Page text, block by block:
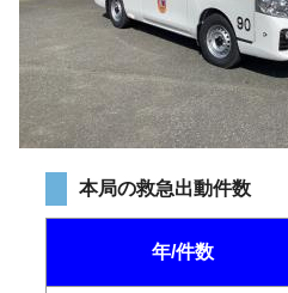
本局の救急出動件数
年/件数